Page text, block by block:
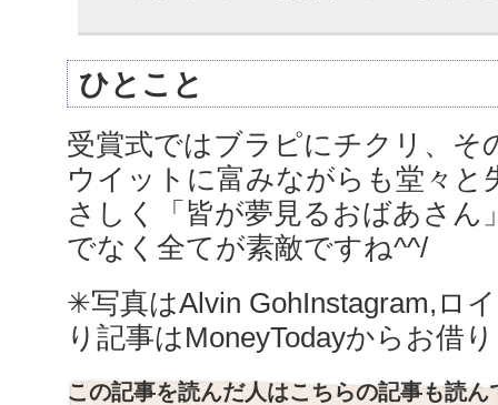
ひとこと
受賞式ではブラピにチクリ、そ
ウイットに富みながらも堂々と
さしく「皆が夢見るおばあさん
でなく全てが素敵ですね^^/
✳︎写真はAlvin GohInstagram,ロ
り記事はMoneyTodayからお借
この記事を読んだ人はこちらの記事も読ん